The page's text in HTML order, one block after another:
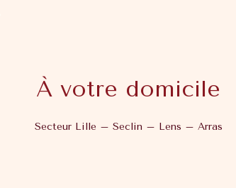
À votre domicile
Secteur Lille – Seclin – Lens – Arras